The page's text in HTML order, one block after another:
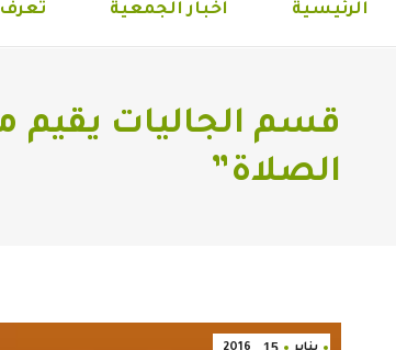
الرئيسية أخبار الجمعية
قسم الجاليات يقيم
الصلاة”